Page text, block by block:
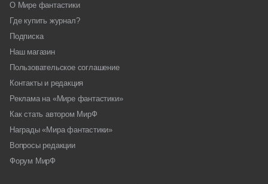
О Мире фантастики
Где купить журнал?
Подписка
Наш магазин
Пользовательское соглашение
Контакты и редакция
Реклама на «Мире фантастики»
Как стать автором МирФ
Награды «Мира фантастики»
Вопросы редакции
Форум МирФ